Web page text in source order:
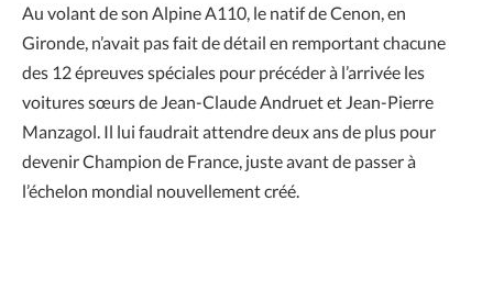
Au volant de son Alpine A110, le natif de Cenon, en
Gironde, n’avait pas fait de détail en remportant chacune
des 12 épreuves spéciales pour précéder à l’arrivée les
voitures sœurs de Jean-Claude Andruet et Jean-Pierre
Manzagol. Il lui faudrait attendre deux ans de plus pour
devenir Champion de France, juste avant de passer à
l’échelon mondial nouvellement créé.